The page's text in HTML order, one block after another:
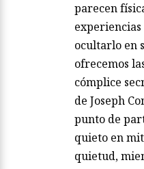
parecen
experiencias
ocultarlo en
ofrecemos
cómplice
de Joseph
punto de
quieto en
quietud,